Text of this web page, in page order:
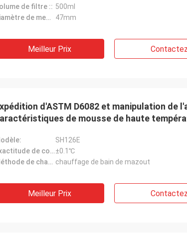
de filtre :: 500ml
Diamètre de membrane de filtre ::
47mm
Meilleur Prix Contactez
d'ASTM D6082 et manipulation de
de mousse de haute
SH126E
Exactitude de contrôle de température:±0.1℃
Méthode de chauffage: chauffage de bain de mazout
Meilleur Prix Contactez